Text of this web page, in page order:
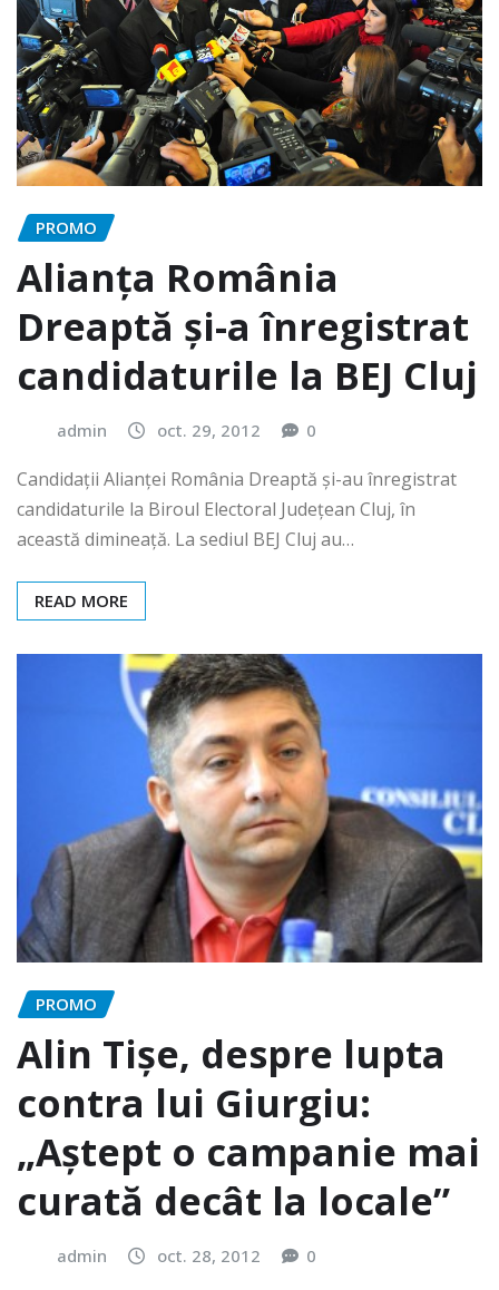
PROMO
Alianța România
Dreaptă și-a înregistrat
candidaturile la BEJ Cluj
admin oct. 29, 2012 0
Candidații Alianței România Dreaptă și-au înregistrat
candidaturile la Biroul Electoral Județean Cluj, în
această dimineață. La sediul BEJ Cluj au…
READ MORE
PROMO
Alin Tişe, despre lupta
contra lui Giurgiu:
„Aştept o campanie mai
curată decât la locale”
admin oct. 28, 2012 0